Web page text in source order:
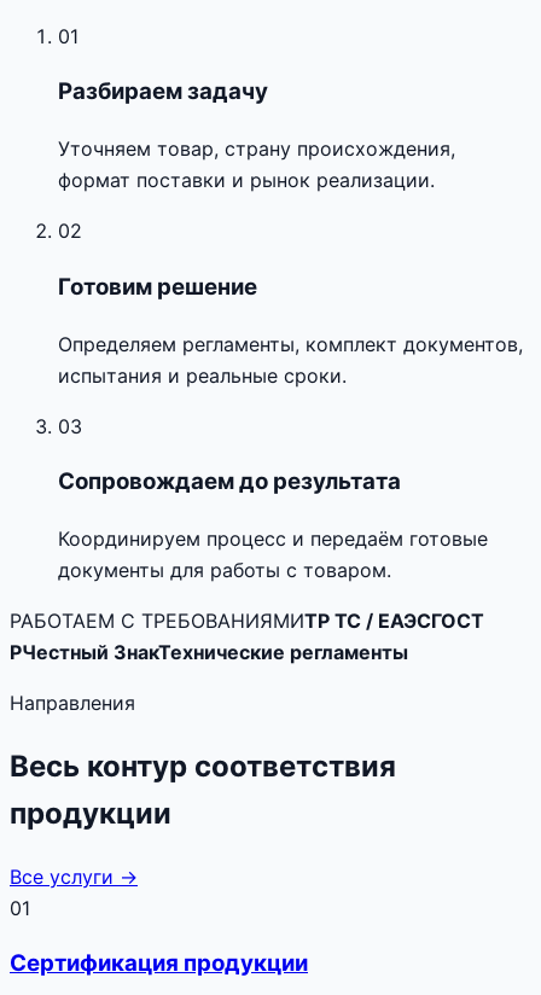
01
Разбираем задачу
Уточняем товар, страну происхождения,
формат поставки и рынок реализации.
02
Готовим решение
Определяем регламенты, комплект документов,
испытания и реальные сроки.
03
Сопровождаем до результата
Координируем процесс и передаём готовые
документы для работы с товаром.
РАБОТАЕМ С ТРЕБОВАНИЯМИТР ТС / ЕАЭСГОСТ
РЧестный ЗнакТехнические регламенты
Направления
Весь контур соответствия
продукции
Все услуги →
01
Сертификация продукции